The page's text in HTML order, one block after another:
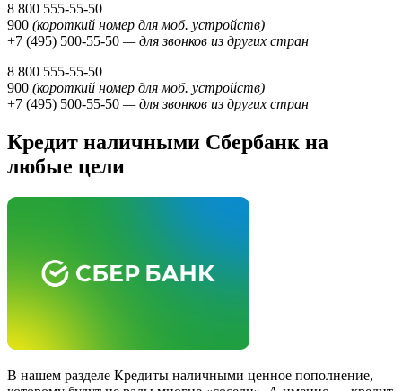
8 800 555-55-50
900 (короткий номер для моб. устройств)
+7 (495) 500-55-50 — для звонков из других стран
8 800 555-55-50
900 (короткий номер для моб. устройств)
+7 (495) 500-55-50 — для звонков из других стран
Кредит наличными Сбербанк на
любые цели
В нашем разделе Кредиты наличными ценное пополнение,